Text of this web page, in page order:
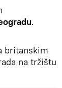
.
britanskim
na tržištu